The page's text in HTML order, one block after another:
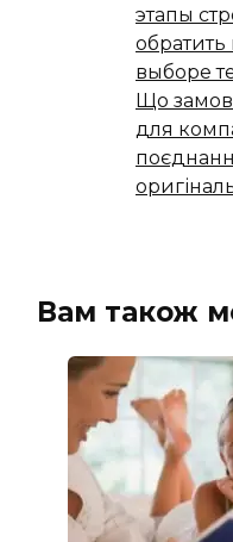
этапы
выборе
Що
для
Вам також